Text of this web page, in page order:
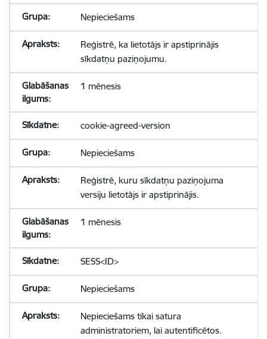
Nepieciešams
Reģistrē, ka lietotājs ir apstiprinājis
sīkdatņu paziņojumu.
1 mēnesis
cookie-agreed-version
Nepieciešams
Reģistrē, kuru sīkdatņu paziņojuma
versiju lietotājs ir apstiprinājis.
1 mēnesis
SESS<ID>
Nepieciešams
Nepieciešams tikai satura
administratoriem, lai autentificētos.